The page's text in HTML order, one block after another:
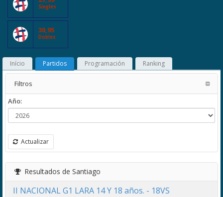
Singles
30,95
Dobles
Início Partidos Programación Ranking
Filtros
Año:
Actualizar
Resultados de Santiago
II NACIONAL G1 LARA 14 Y 18 años. - 18VS